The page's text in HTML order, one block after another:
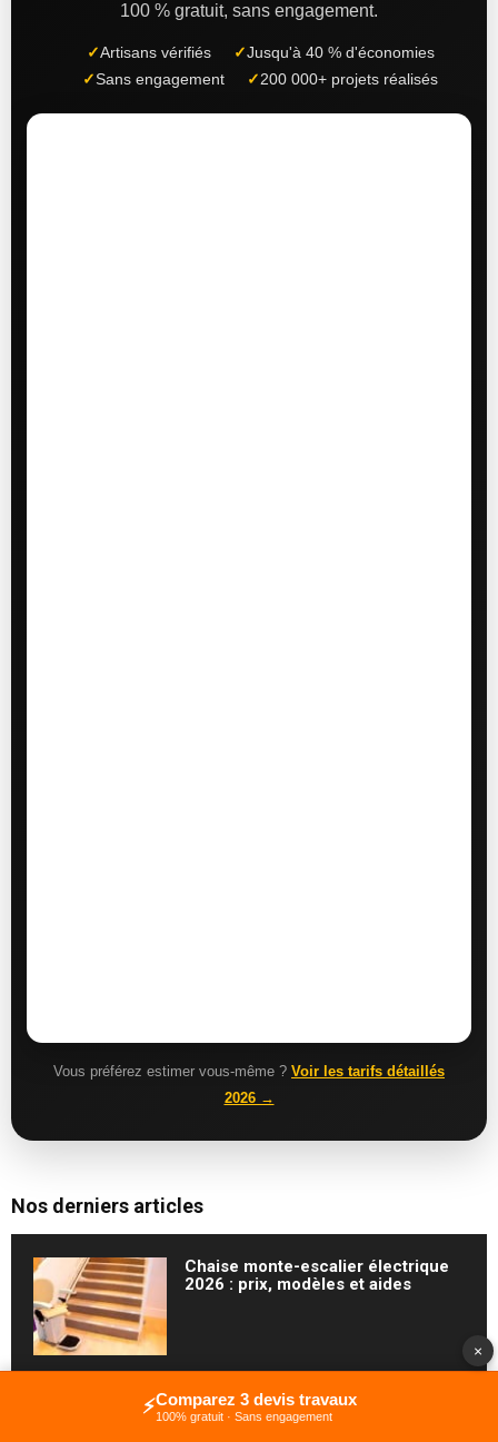
100 % gratuit, sans engagement.
✓Artisans vérifiés ✓Jusqu'à 40 % d'économies
✓Sans engagement ✓200 000+ projets réalisés
Vous préférez estimer vous-même ? Voir les tarifs détaillés
2026 →
Nos derniers articles
Chaise monte-escalier électrique
2026 : prix, modèles et aides
Tarif architecte pour une extension
en 2026 : honoraires et prix
⚡Comparez 3 devis travaux
100% gratuit · Sans engagement
×